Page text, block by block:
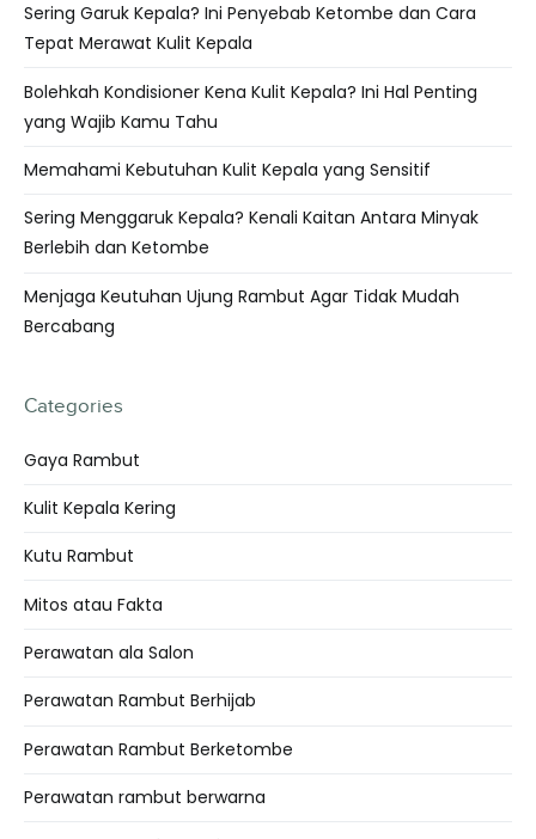
Sering Garuk Kepala? Ini Penyebab Ketombe dan Cara
Tepat Merawat Kulit Kepala
Bolehkah Kondisioner Kena Kulit Kepala? Ini Hal Penting
yang Wajib Kamu Tahu
Memahami Kebutuhan Kulit Kepala yang Sensitif
Sering Menggaruk Kepala? Kenali Kaitan Antara Minyak
Berlebih dan Ketombe
Menjaga Keutuhan Ujung Rambut Agar Tidak Mudah
Bercabang
Categories
Gaya Rambut
Kulit Kepala Kering
Kutu Rambut
Mitos atau Fakta
Perawatan ala Salon
Perawatan Rambut Berhijab
Perawatan Rambut Berketombe
Perawatan rambut berwarna